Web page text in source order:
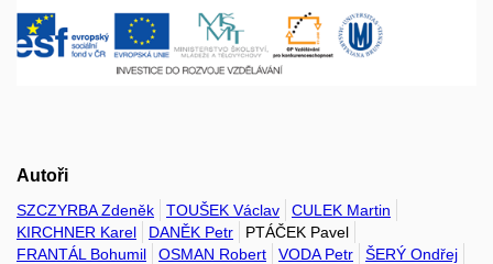
Autoři
SZCZYRBA Zdeněk TOUŠEK Václav
CULEK Martin
KIRCHNER Karel
DANĚK Petr
PTÁČEK Pavel
FRANTÁL Bohumil
OSMAN Robert VODA Petr
ŠERÝ Ondřej